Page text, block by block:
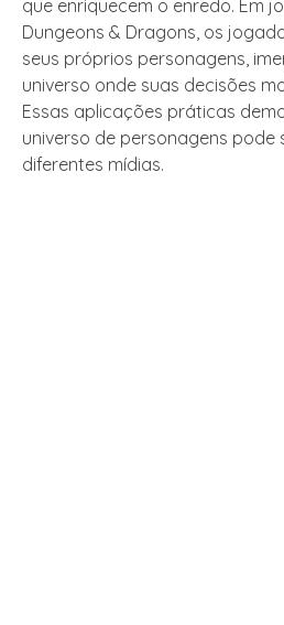
que enriquecem o enredo. Em
Dungeons & Dragons, os
seus próprios personagens,
universo onde suas decisões
Essas aplicações práticas
universo de personagens pode
diferentes mídias.